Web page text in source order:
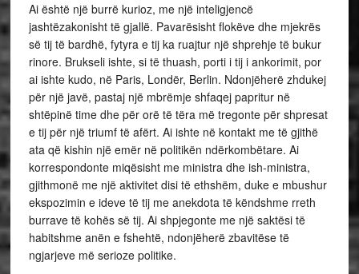
Ai është një burrë kurioz, me një inteligjencë
jashtëzakonisht të gjallë. Pavarësisht flokëve dhe mjekrës
së tij të bardhë, fytyra e tij ka ruajtur një shprehje të bukur
rinore. Brukseli ishte, si të thuash, porti i tij i ankorimit, por
ai ishte kudo, në Paris, Londër, Berlin. Ndonjëherë zhdukej
për një javë, pastaj një mbrëmje shfaqej papritur në
shtëpinë time dhe për orë të tëra më tregonte për shpresat
e tij për një triumf të afërt. Ai ishte në kontakt me të gjithë
ata që kishin një emër në politikën ndërkombëtare. Ai
korrespondonte miqësisht me ministra dhe ish-ministra,
gjithmonë me një aktivitet disi të ethshëm, duke e mbushur
ekspozimin e ideve të tij me anekdota të këndshme rreth
burrave të kohës së tij. Ai shpjegonte me një saktësi të
habitshme anën e fshehtë, ndonjëherë zbavitëse të
ngjarjeve më serioze politike.